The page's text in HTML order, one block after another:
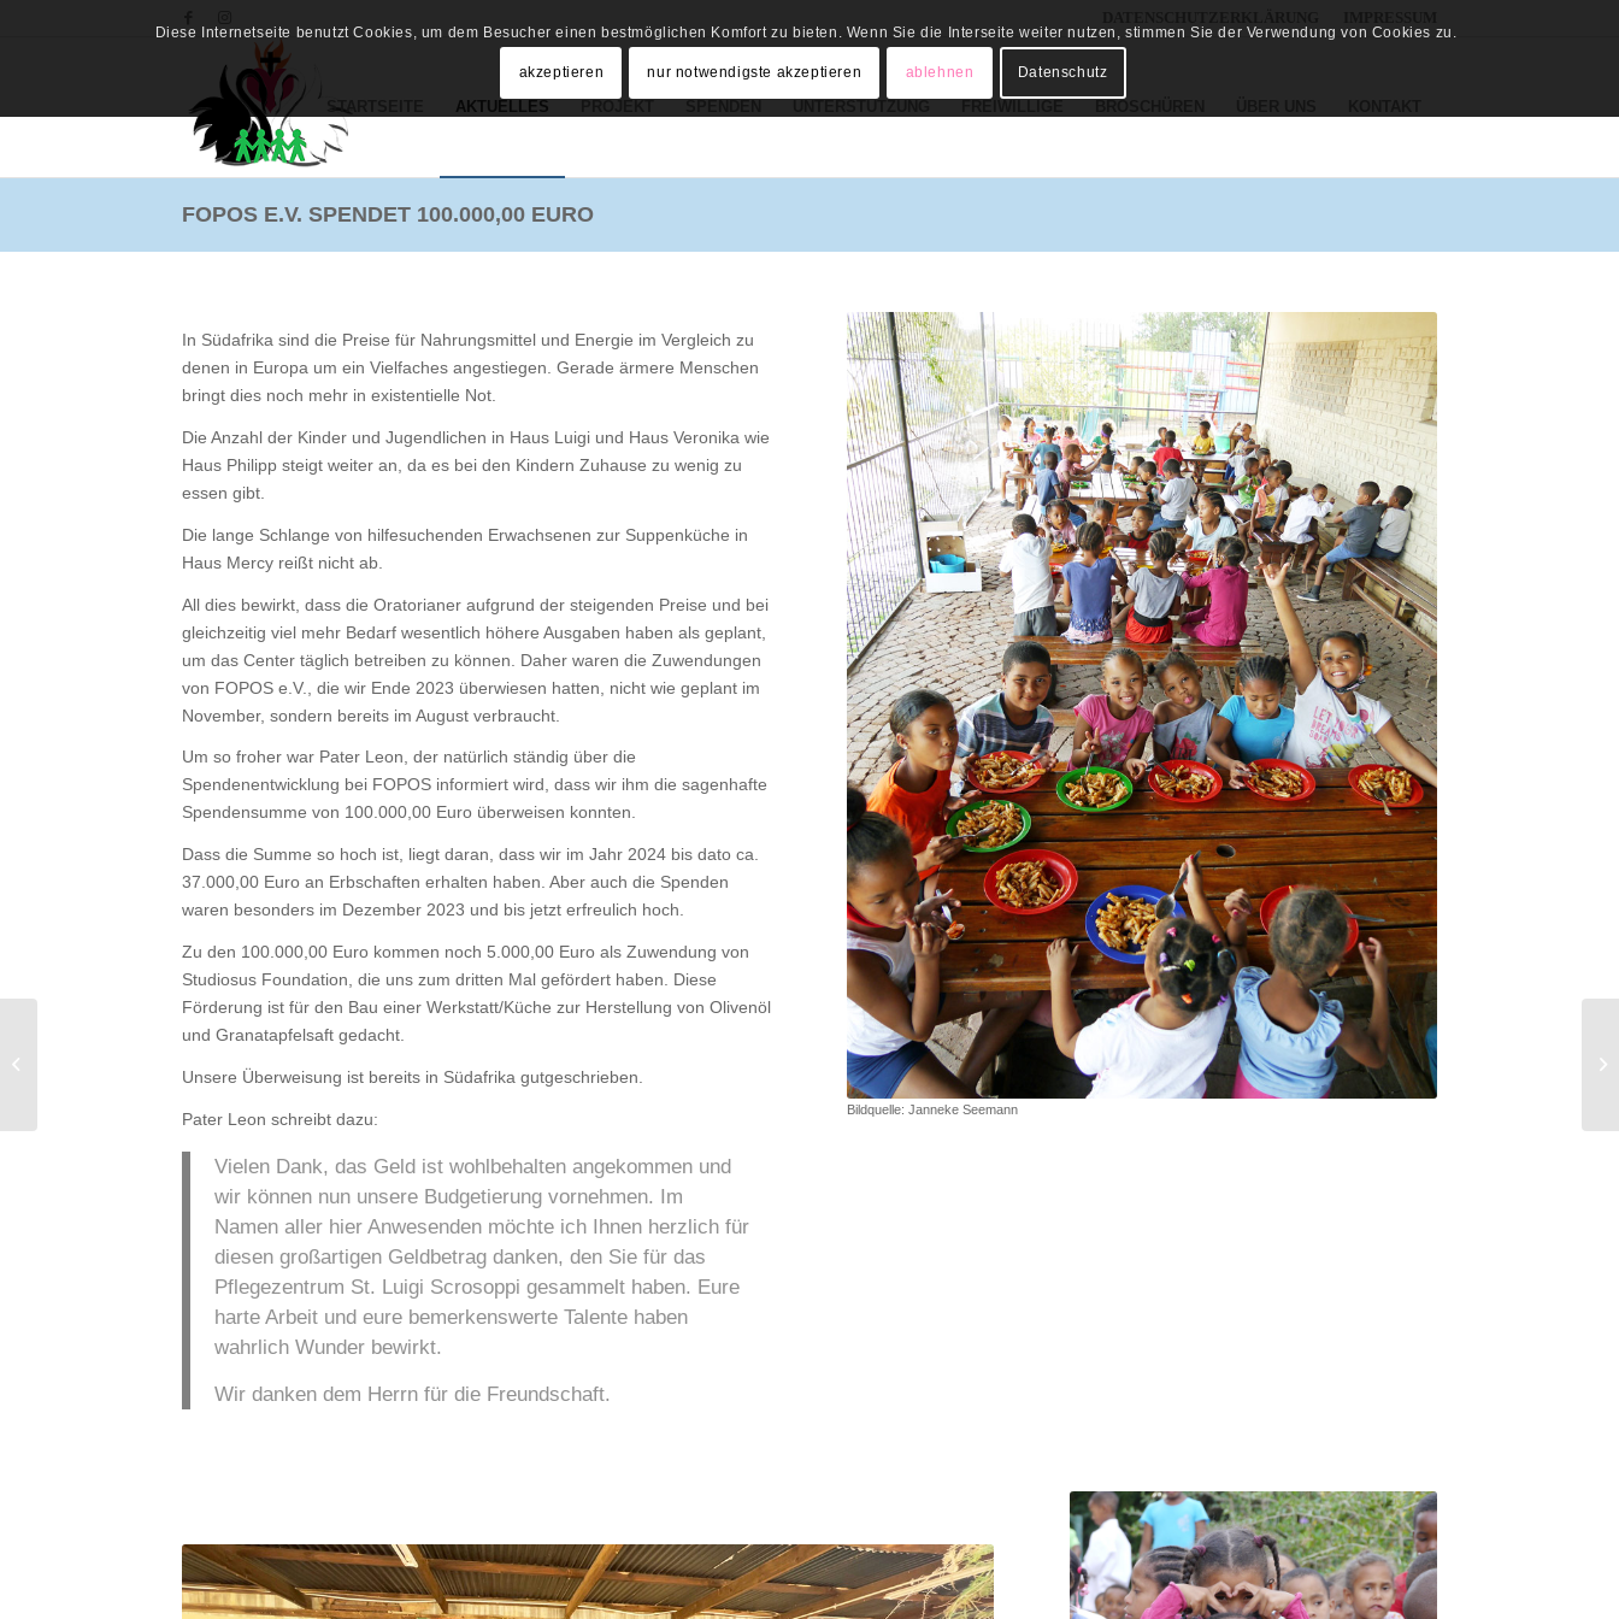
STARTSEITE AKTUELLES
FOPOS E.V. SPENDET 100.000,00 EURO
In Südafrika sind die Preise für Nahrungsmittel und Energie im Vergleich zu
denen in Europa um ein Vielfaches angestiegen. Gerade ärmere Menschen
bringt dies noch mehr in existentielle Not.
Die Anzahl der Kinder und Jugendlichen in Haus Luigi und Haus Veronika wie
Haus Philipp steigt weiter an, da es bei den Kindern Zuhause zu wenig zu
essen gibt.
Die lange Schlange von hilfesuchenden Erwachsenen zur Suppenküche in
Haus Mercy reißt nicht ab.
All dies bewirkt, dass die Oratorianer aufgrund der steigenden Preise und bei
gleichzeitig viel mehr Bedarf wesentlich höhere Ausgaben haben als geplant,
um das Center täglich betreiben zu können. Daher waren die Zuwendungen
von FOPOS e.V., die wir Ende 2023 überwiesen hatten, nicht wie geplant im
November, sondern bereits im August verbraucht.
Um so froher war Pater Leon, der natürlich ständig über die
Spendenentwicklung bei FOPOS informiert wird, dass wir ihm die sagenhafte
Spendensumme von 100.000,00 Euro überweisen konnten.
Dass die Summe so hoch ist, liegt daran, dass wir im Jahr 2024 bis dato ca.
37.000,00 Euro an Erbschaften erhalten haben. Aber auch die Spenden
waren besonders im Dezember 2023 und bis jetzt erfreulich hoch.
Zu den 100.000,00 Euro kommen noch 5.000,00 Euro als Zuwendung von
Studiosus Foundation, die uns zum dritten Mal gefördert haben. Diese
Förderung ist für den Bau einer Werkstatt/Küche zur Herstellung von Olivenöl
und Granatapfelsaft gedacht.
Unsere Überweisung ist bereits in Südafrika gutgeschrieben.
Pater Leon schreibt dazu:
Vielen Dank, das Geld ist wohlbehalten angekommen und
wir können nun unsere Budgetierung vornehmen. Im
Namen aller hier Anwesenden möchte ich Ihnen herzlich für
diesen großartigen Geldbetrag danken, den Sie für das
Pflegezentrum St. Luigi Scrosoppi gesammelt haben. Eure
harte Arbeit und eure bemerkenswerte Talente haben
wahrlich Wunder bewirkt.
Wir danken dem Herrn für die Freundschaft.
Bildquelle: Janneke Seemann
Dritter Förderantrag von
Diese Internetseite benutzt Cookies, um dem Besucher einen bestmöglichen Komfort zu bieten. Wenn Sie die Interseite weiter nutzen, stimmen Sie der Verwendung von Cookies zu.
akzeptieren nur notwendigste akzeptieren ablehnen Datenschutz